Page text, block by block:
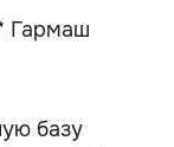
Гармаш
базу